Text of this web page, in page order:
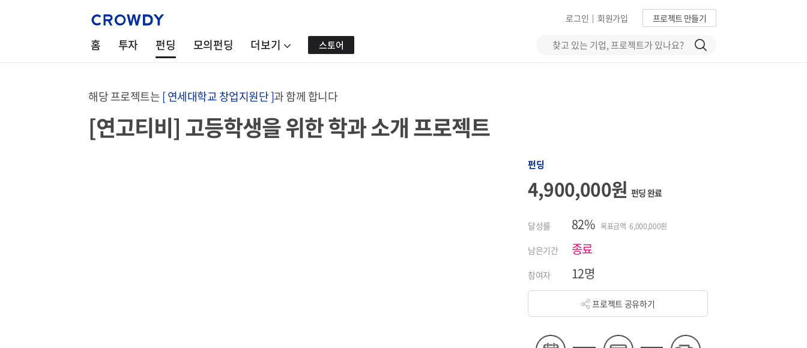
프로젝트 만들기
회원가입
|
로그인
홈 투자 펀딩 모의펀딩 더보기 스토어
해당 프로젝트는[ 연세대학교 창업지원단 ]과 함께 합니다
[연고티비] 고등학생을 위한 학과 소개 프로젝트
펀딩
4,900,000원펀딩 완료
달성률 82% 목표금액 6,000,000원
남은기간 종료
참여자 12명
프로젝트 공유하기